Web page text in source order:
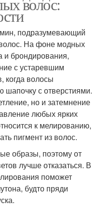
подразумевающий
На фоне модных
и брондирования,
с устаревшим
когда волосы
шапочку с отверстиями.
но и затемнение
любых ярких
к мелированию,
пигмент из волос.
образы, поэтому от
лучше отказаться. В
поможет
будто пряди